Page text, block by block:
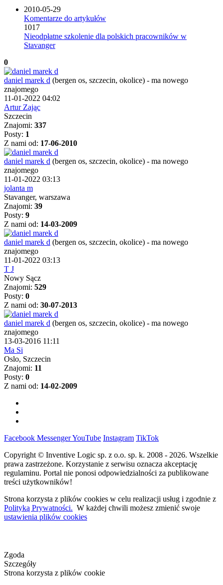
2010-05-29
Komentarze do artykułów
1017
Nieodpłatne szkolenie dla polskich pracowników w
Stavanger
0
daniel marek d (bergen os, szczecin, okolice) - ma nowego
znajomego
11-01-2022 04:02
Artur Zając
Szczecin
Znajomi: 337
Posty: 1
Z nami od: 17-06-2010
daniel marek d (bergen os, szczecin, okolice) - ma nowego
znajomego
11-01-2022 03:13
jolanta m
Stavanger, warszawa
Znajomi: 39
Posty: 9
Z nami od: 14-03-2009
daniel marek d (bergen os, szczecin, okolice) - ma nowego
znajomego
11-01-2022 03:13
T J
Nowy Sącz
Znajomi: 529
Posty: 0
Z nami od: 30-07-2013
daniel marek d (bergen os, szczecin, okolice) - ma nowego
znajomego
13-03-2016 11:11
Ma Si
Oslo, Szczecin
Znajomi: 11
Posty: 0
Z nami od: 14-02-2009
Facebook MessengerYouTube Instagram TikTok
Copyright © Inventive Logic sp. z o.o. sp. k. 2008 - 2026. Wszelkie
prawa zastrzeżone. Korzystanie z serwisu oznacza akceptację
regulaminu. Portal nie ponosi odpowiedzialności za publikowane
treści użytkowników!
Strona korzysta z plików cookies w celu realizacji usług i zgodnie z
Polityką Prywatności. W każdej chwili możesz zmienić swoje
ustawienia plików cookies
Zgoda
Szczegóły
Strona korzysta z plików cookie